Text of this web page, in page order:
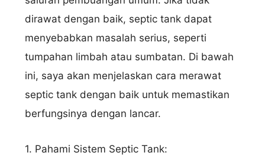
dirawat dengan baik, septic tank dapat
menyebabkan masalah serius, seperti
tumpahan limbah atau sumbatan. Di bawah
ini, saya akan menjelaskan cara merawat
septic tank dengan baik untuk memastikan
berfungsinya dengan lancar.
1. Pahami Sistem Septic Tank: